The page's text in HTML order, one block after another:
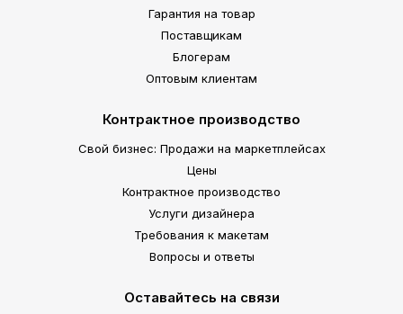
Гарантия на товар
Поставщикам
Блогерам
Оптовым клиентам
Контрактное производство
Свой бизнес: Продажи на маркетплейсах
Цены
Контрактное производство
Услуги дизайнера
Требования к макетам
Вопросы и ответы
Оставайтесь на связи